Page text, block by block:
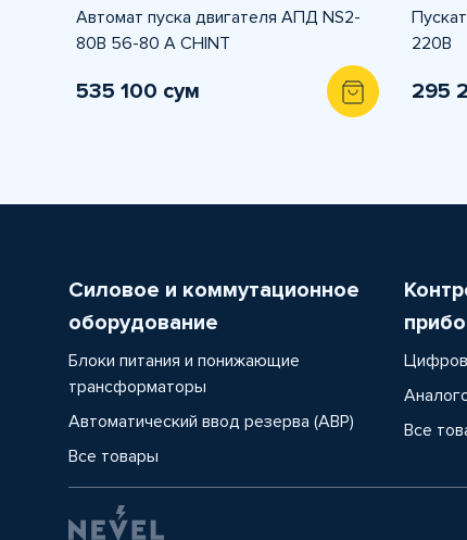
Автомат пуска двигателя АПД NS2-
80B 56-80 A CHINT
535 100 сум
220В
295
Силовое и коммутационное
оборудование
Блоки питания и понижающие
трансформаторы
Автоматический ввод резерва (АВР)
Все товары
Все